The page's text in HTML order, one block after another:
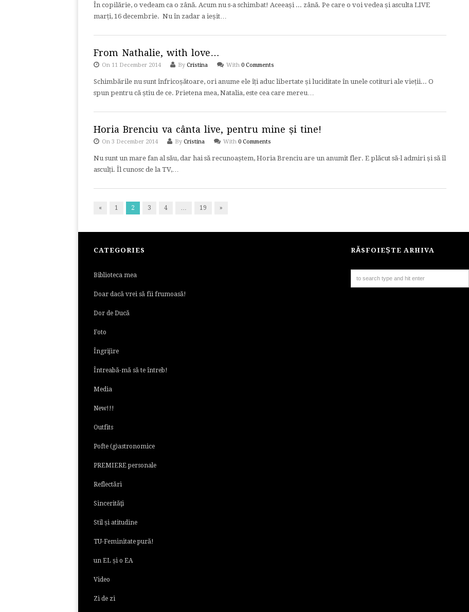
În copilărie, o vedeam ca o zână. Acum nu s-a schimbat! Aceeași ... zână. Pe care o voi vedea și asculta LIVE
marți, 16 decembrie. Nu în zadar a ieșit…
From Nathalie, with love…
On 11 December 2014 By Cristina With 0 Comments
Schimbările nu sunt înfricoșătoare, ori anume ele îți aduc libertate și luciditate în unele cotituri ale vieții... O
spun pentru că știu de ce. Prietena mea, Natalia, este cea care mereu…
Horia Brenciu va cânta live, pentru mine și tine!
On 3 December 2014 By Cristina With 0 Comments
Nu sunt un mare fan al său, dar hai să recunoaștem, Horia Brenciu are un anumit fler. E plăcut să-l admiri și să îl
asculți. Îl cunosc de la TV,…
« 1 2 3 4 … 19 »
CATEGORIES
Biblioteca mea
Doar dacă vrei să fii frumoasă!
Dor de Ducă
Foto
Îngrijire
Întreabă-mă să te întreb!
Media
New!!!
Outfits
Pofte (g)astronomice
PREMIERE personale
Reflectări
Sincerităţi
Stil și atitudine
TU-Feminitate pură!
un EL și o EA
Video
Zi de zi
RĂSFOIEȘTE ARHIVA